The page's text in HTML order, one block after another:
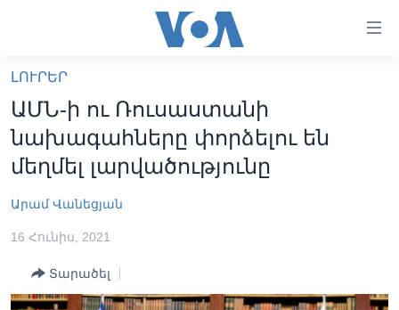
հիմնական
բովանդակությանը
անցնել
հիմնական
բովանդակությանը
բովանդակություն
ԼՈՒՐԵՐ
ՍՓՅՈՒՌՔ
ՈՒԿՐԱԻՆԱԿԱՆ ՊԱՏԵՐԱԶՄ
ԼՈՒՐԵՐ
ԱՄՆ-ի ու Ռուսաստանի
նախագահները փորձելու են
մեղմել լարվածությունը
Արամ Վանեցյան
16 Հունիս, 2021
Տարածել